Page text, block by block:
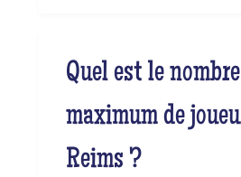
Quel est le nombre
maximum de
Reims ?